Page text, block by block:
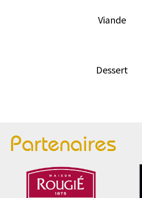
Viande
Dessert
Partenaires